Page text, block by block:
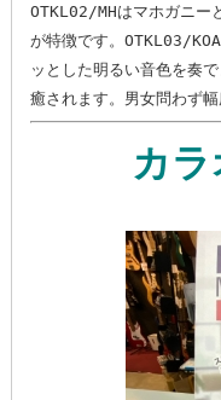
OTKL02/MHはマホガニー
が特徴です。OTKL03/
ッとした明るい音色を奏
癒されます。男女問わず
カ